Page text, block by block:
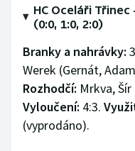
HC Oceláři Třinec
(0:0, 1:0, 2:0)
Branky a nahrávky:
Werek (Gernát,
Rozhodčí: Mrkva,
Vyloučení: 4:3.
(vyprodáno).